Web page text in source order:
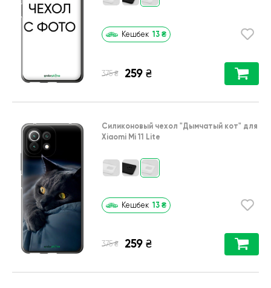
Кешбек 13 ₴
375 ₴ 259 ₴
Силиконовый чехол "Дымчатый кот" для
Xiaomi Mi 11 Lite
Кешбек 13 ₴
375 ₴ 259 ₴